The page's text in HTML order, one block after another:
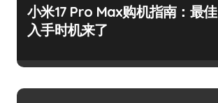
小米17 Pro Max购机指南：最佳
入手时机来了